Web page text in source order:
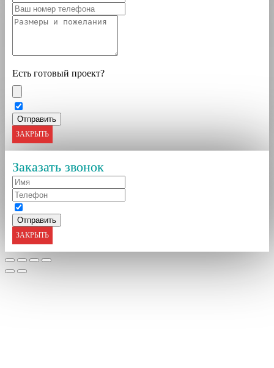
Есть готовый проект?
ЗАКРЫТЬ
Заказать звонок
ЗАКРЫТЬ